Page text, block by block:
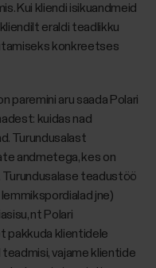
Kui kliendi isikuandmeid
eraldi teadlikku
konkreetses
paremini aru saada Polari
kuidas nad
Turundusalast
andmetega, kes on
Turundusalase teadustöö
jne)
nt Polari
pakkuda klientidele
vajame klientide